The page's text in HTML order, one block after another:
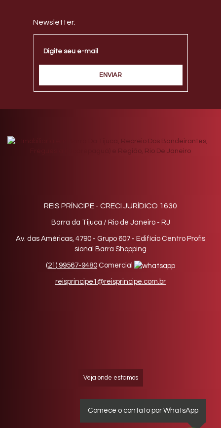
REIS PRÍNCIPE - CRECI JURÍDICO 1630
Barra da Tijuca / Rio de Janeiro - RJ
Av. das Américas, 4790 - Grupo 607 - Edifício Centro Profis
sional Barra Shopping
(21 ) 99567-9480 Comercial
reisprincipe1@reisprincipe.com.br
Veja onde estamos
Comece o contato por WhatsApp